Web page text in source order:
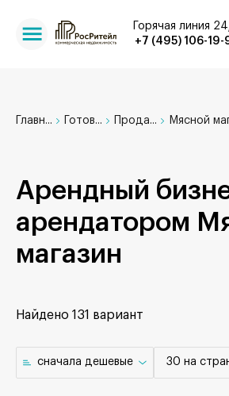
+7 (495) 106-19-
Горячая линия
Главн... Готов... Прода... Мясной
Арендный
арендатором
магазин
Найдено 131 вариант
cначала дешевые 30 на